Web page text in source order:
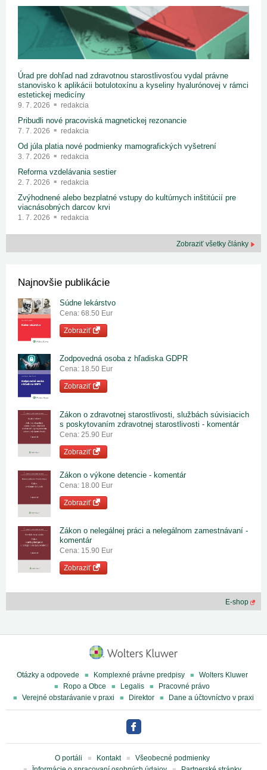
Úrad pre dohľad nad zdravotnou starostlivosťou vydal právne
stanovisko k aplikácii botulotoxínu a kyseliny hyalurónovej v rámci
estetickej medicíny
9. 7. 2026 redakcia
Pribudli nové pracoviská magnetickej rezonancie
7. 7. 2026 redakcia
Od júla platia nové podmienky mamografických vyšetrení
3. 7. 2026 redakcia
Reforma vzdelávania sestier
2. 7. 2026 redakcia
Zvýhodnené alebo bezplatné vstupy do kultúrnych inštitúcií pre
viacnásobných darcov krvi
1. 7. 2026 redakcia
Zobraziť všetky články
Najnovšie publikácie
Súdne lekárstvo
Cena: 68.50 Eur
Zobraziť
Zodpovedná osoba z hľadiska GDPR
Cena: 18.50 Eur
Zobraziť
Zákon o zdravotnej starostlivosti, službách súvisiacich
s poskytovaním zdravotnej starostlivosti - komentár
Cena: 25.90 Eur
Zobraziť
Zákon o výkone detencie - komentár
Cena: 18.00 Eur
Zobraziť
Zákon o nelegálnej práci a nelegálnom zamestnávaní -
komentár
Cena: 15.90 Eur
Zobraziť
E-shop
Otázky a odpovede Komplexné právne predpisy
Wolters Kluwer
Ropo a Obce
Legalis
Pracovné právo
Verejné obstarávanie v praxi
Direktor Dane a účtovníctvo v praxi
O portáli Kontakt
Všeobecné podmienky